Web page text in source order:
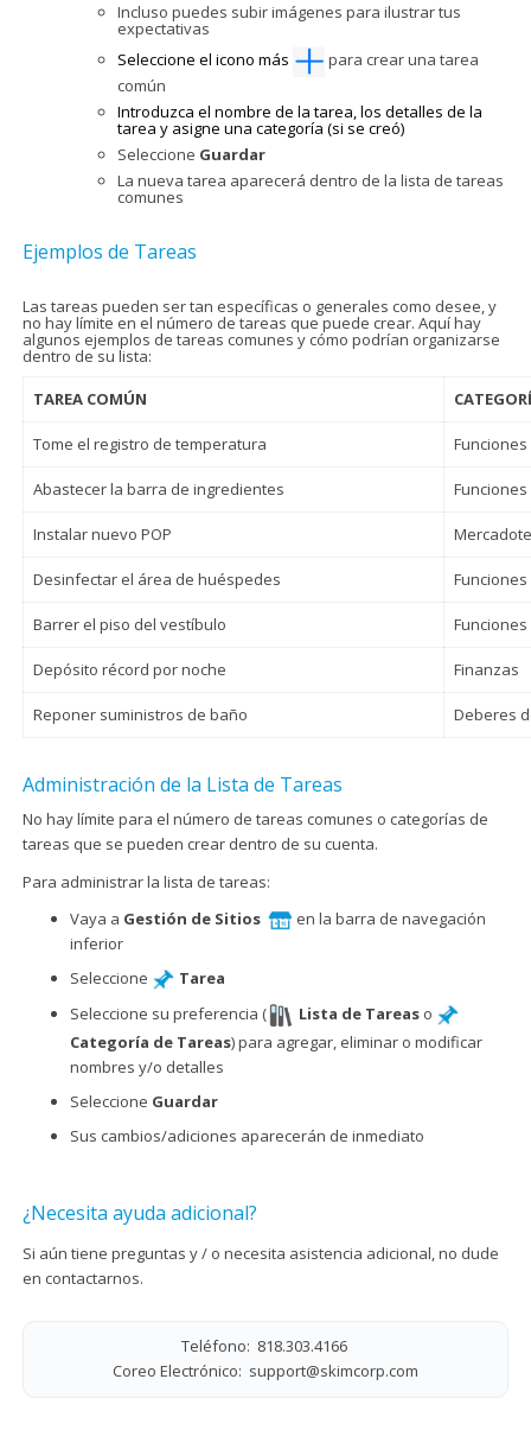
Incluso puedes subir imágenes para ilustrar tus
expectativas
Seleccione el icono más
para crear una tarea
común
Introduzca el nombre de la tarea, los detalles de la
tarea y asigne una categoría (si se creó)
Seleccione Guardar
La nueva tarea aparecerá dentro de la lista de tareas
comunes
Ejemplos de Tareas
Las tareas pueden ser tan específicas o generales como desee, y
no hay límite en el número de tareas que puede crear. Aquí hay
algunos ejemplos de tareas comunes y cómo podrían organizarse
dentro de su lista:
TAREA COMÚN
Tome el registro de temperatura
Abastecer la barra de ingredientes
Instalar nuevo POP
Desinfectar el área de huéspedes
Barrer el piso del vestíbulo
Depósito récord por noche Finanzas
Reponer suministros de baño Deberes
Administración de la Lista de Tareas
No hay límite para el número de tareas comunes o categorías de
tareas que se pueden crear dentro de su cuenta.
Para administrar la lista de tareas:
Vaya a Gestión de Sitios
en la barra de navegación
inferior
Seleccione
Tarea
Seleccione su preferencia (
Lista de Tareas o
Categoría de Tareas) para agregar, eliminar o modificar
nombres y/o detalles
Seleccione Guardar
Sus cambios/adiciones aparecerán de inmediato
¿Necesita ayuda adicional?
Si aún tiene preguntas y / o necesita asistencia adicional, no dude
en contactarnos.
Teléfono: 818.303.4166
Coreo Electrónico: support@skimcorp.com